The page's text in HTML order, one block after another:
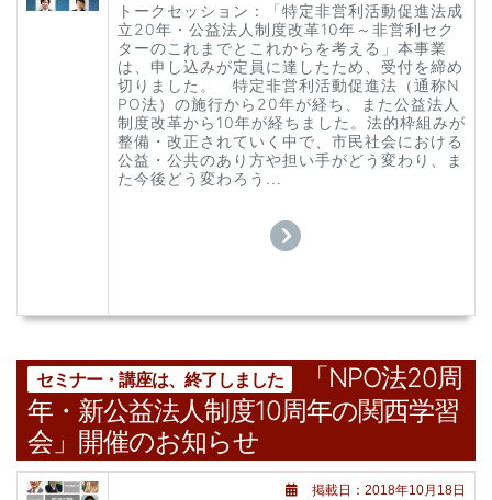
トークセッション：「特定非営利活動促進法成
立20年・公益法人制度改革10年～非営利セク
ターのこれまでとこれからを考える」本事業
は、申し込みが定員に達したため、受付を締め
切りました。 特定非営利活動促進法（通称N
PO法）の施行から20年が経ち、また公益法人
制度改革から10年が経ちました。法的枠組みが
整備・改正されていく中で、市民社会における
公益・公共のあり方や担い手がどう変わり、ま
た今後どう変わろう...
セミナー・講座は、終了しました
「NPO法20周
年・新公益法人制度10周年の関西学習
会」開催のお知らせ
掲載日：2018年10月18日